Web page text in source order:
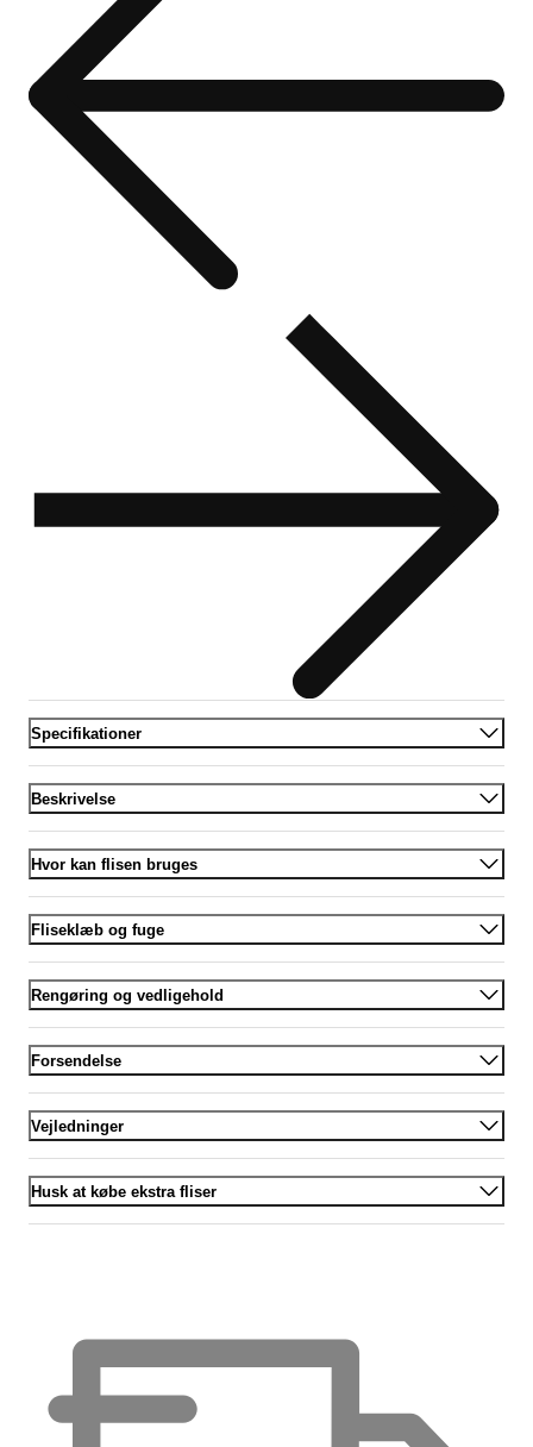
Specifikationer
Beskrivelse
Hvor kan flisen bruges
Fliseklæb og fuge
Rengøring og vedligehold
Forsendelse
Vejledninger
Husk at købe ekstra fliser